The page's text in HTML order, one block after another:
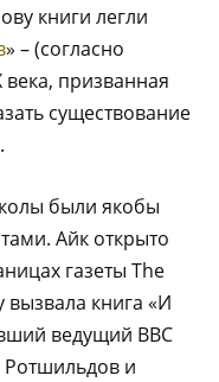
книги легли
» – (согласно
призванная
существование
были якобы
Айк открыто
газеты The
книга «И
ведущий BBC
Ротшильдов и